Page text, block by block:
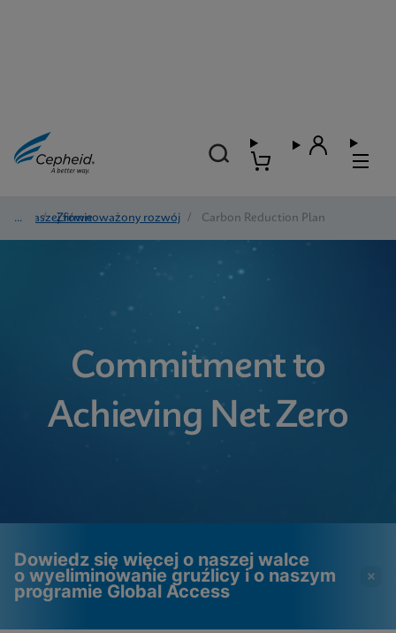
O naszej firmie
/ Zrównoważony rozwój / Carbon Reduction Plan
Commitment to
Achieving Net Zero
Dowiedz się więcej o naszej walce
o wyeliminowanie gruźlicy i o naszym
programie Global Access